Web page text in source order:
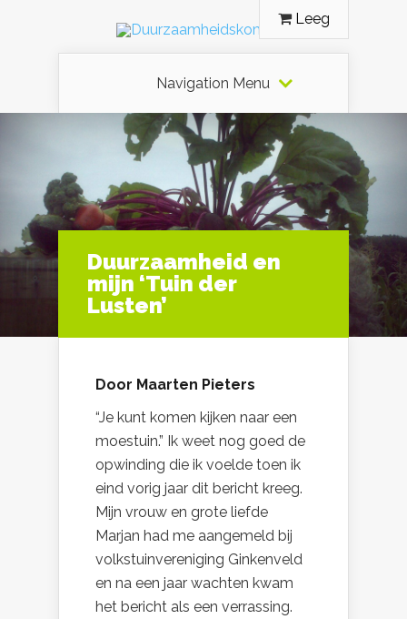
Leeg
Navigation Menu
Duurzaamheid en
mijn ‘Tuin der
Lusten’
Door Maarten Pieters
“Je kunt komen kijken naar een
moestuin.” Ik weet nog goed de
opwinding die ik voelde toen ik
eind vorig jaar dit bericht kreeg.
Mijn vrouw en grote liefde
Marjan had me aangemeld bij
volkstuinvereniging Ginkenveld
en na een jaar wachten kwam
het bericht als een verrassing.